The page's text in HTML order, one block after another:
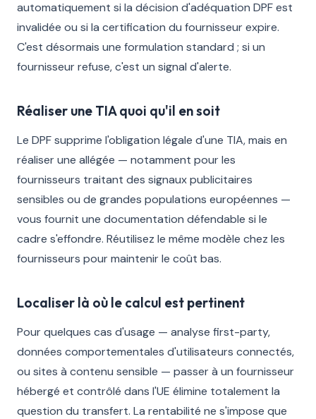
automatiquement si la décision d'adéquation DPF est
invalidée ou si la certification du fournisseur expire.
C'est désormais une formulation standard ; si un
fournisseur refuse, c'est un signal d'alerte.
Réaliser une TIA quoi qu'il en soit
Le DPF supprime l'obligation légale d'une TIA, mais en
réaliser une allégée — notamment pour les
fournisseurs traitant des signaux publicitaires
sensibles ou de grandes populations européennes —
vous fournit une documentation défendable si le
cadre s'effondre. Réutilisez le même modèle chez les
fournisseurs pour maintenir le coût bas.
Localiser là où le calcul est pertinent
Pour quelques cas d'usage — analyse first-party,
données comportementales d'utilisateurs connectés,
ou sites à contenu sensible — passer à un fournisseur
hébergé et contrôlé dans l'UE élimine totalement la
question du transfert. La rentabilité ne s'impose que